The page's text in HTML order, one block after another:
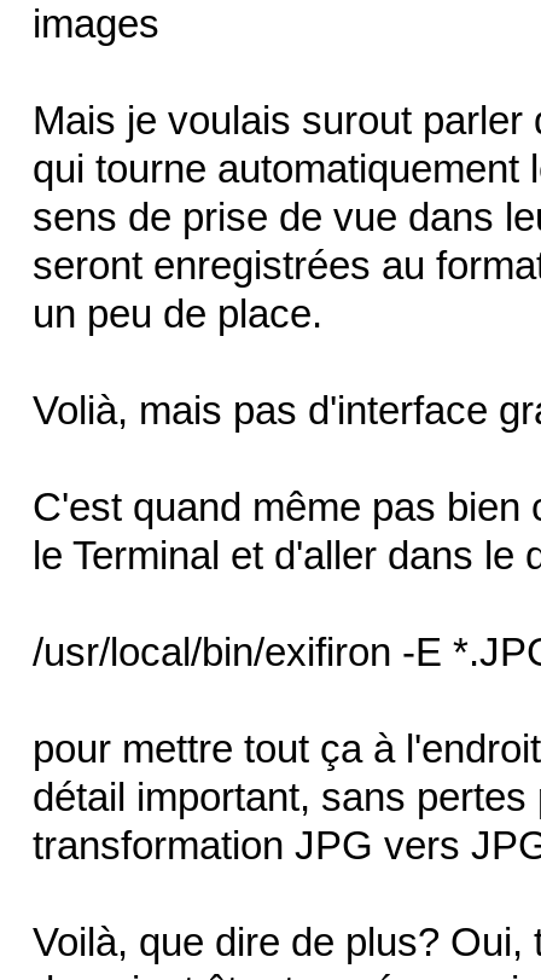
images
Mais je voulais surout
qui tourne automatiquement
sens de prise de vue dans
seront enregistrées au
un peu de place.
Volià, mais pas d'interface
C'est quand même pas bien
le Terminal et d'aller dans
/usr/local/bin/exifiron -E
pour mettre tout ça à
détail important, sans
transformation JPG vers
Voilà, que dire de plus?